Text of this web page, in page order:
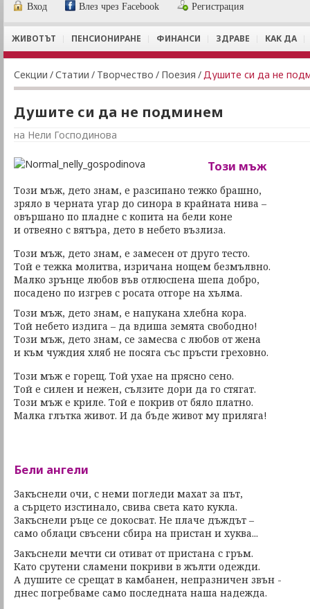
Вход Влез чрез Facebook Регистрация
ЖИВОТЪТ ПЕНСИОНИРАНЕ ФИНАНСИ ЗДРАВЕ КАК ДА
Секции /Статии / Творчество / Поезия /Душите си да не
Душите си да не подминем
на Нели Господинова
Този мъж
Този мъж, дето знам, е разсипано тежко брашно,
зряло в черната угар до синора в крайната нива –
овършано по пладне с копита на бели коне
и отвеяно с вятъра, дето в небето възлиза.
Този мъж, дето знам, е замесен от друго тесто.
Той е тежка молитва, изричана нощем безмълвно.
Малко зрънце любов във отлюспена шепа добро,
посадено по изгрев с росата отгоре на хълма.
Този мъж, дето знам, е напукана хлебна кора.
Той небето издига – да вдиша земята свободно!
Този мъж, дето знам, се замесва с любов от жена
и към чуждия хляб не посяга със пръсти греховно.
Този мъж е горещ. Той ухае на прясно сено.
Той е силен и нежен, сълзите дори да го стягат.
Този мъж е криле. Той е покрив от бяло платно.
Малка глътка живот. И да бъде живот му приляга!
Бели ангели
Закъснели очи, с неми погледи махат за път,
а сърцето изстинало, свива света като кукла.
Закъснели ръце се докосват. Не плаче дъждът –
само облаци свъсени сбира на пристан и хуква...
Закъснели мечти си отиват от пристана с гръм.
Като срутени сламени покриви в жълти одежди.
А душите се срещат в камбанен, непразничен звън -
днес погребваме само последната наша надежда.